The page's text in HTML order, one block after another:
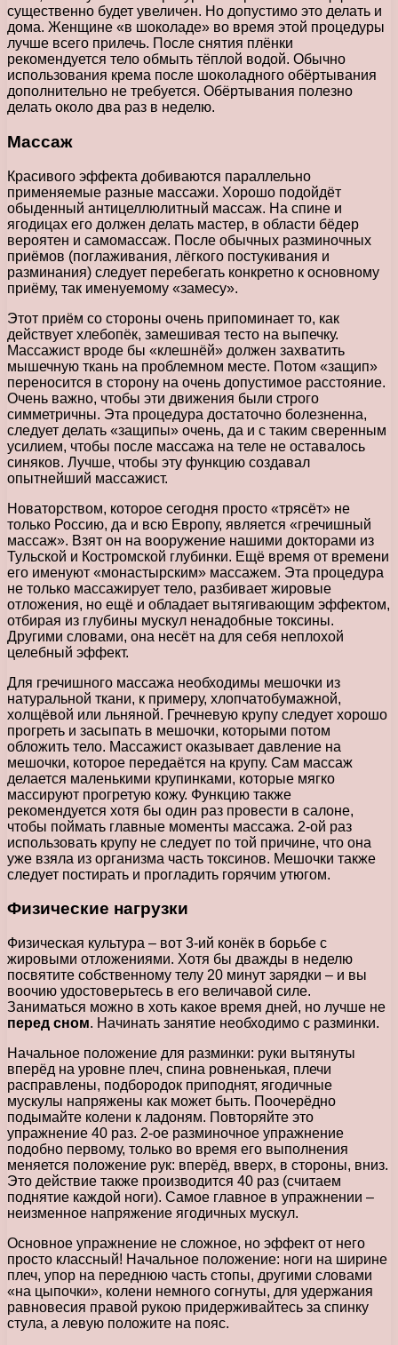
существенно будет увеличен. Но допустимо это делать и
дома. Женщине «в шоколаде» во время этой процедуры
лучше всего прилечь. После снятия плёнки
рекомендуется тело обмыть тёплой водой. Обычно
использования крема после шоколадного обёртывания
дополнительно не требуется. Обёртывания полезно
делать около два раз в неделю.
Массаж
Красивого эффекта добиваются параллельно
применяемые разные массажи. Хорошо подойдёт
обыденный антицеллюлитный массаж. На спине и
ягодицах его должен делать мастер, в области бёдер
вероятен и самомассаж. После обычных разминочных
приёмов (поглаживания, лёгкого постукивания и
разминания) следует перебегать конкретно к основному
приёму, так именуемому «замесу».
Этот приём со стороны очень припоминает то, как
действует хлебопёк, замешивая тесто на выпечку.
Массажист вроде бы «клешнёй» должен захватить
мышечную ткань на проблемном месте. Потом «защип»
переносится в сторону на очень допустимое расстояние.
Очень важно, чтобы эти движения были строго
симметричны. Эта процедура достаточно болезненна,
следует делать «защипы» очень, да и с таким сверенным
усилием, чтобы после массажа на теле не оставалось
синяков. Лучше, чтобы эту функцию создавал
опытнейший массажист.
Новаторством, которое сегодня просто «трясёт» не
только Россию, да и всю Европу, является «гречишный
массаж». Взят он на вооружение нашими докторами из
Тульской и Костромской глубинки. Ещё время от времени
его именуют «монастырским» массажем. Эта процедура
не только массажирует тело, разбивает жировые
отложения, но ещё и обладает вытягивающим эффектом,
отбирая из глубины мускул ненадобные токсины.
Другими словами, она несёт на для себя неплохой
целебный эффект.
Для гречишного массажа необходимы мешочки из
натуральной ткани, к примеру, хлопчатобумажной,
холщёвой или льняной. Гречневую крупу следует хорошо
прогреть и засыпать в мешочки, которыми потом
обложить тело. Массажист оказывает давление на
мешочки, которое передаётся на крупу. Сам массаж
делается маленькими крупинками, которые мягко
массируют прогретую кожу. Функцию также
рекомендуется хотя бы один раз провести в салоне,
чтобы поймать главные моменты массажа. 2-ой раз
использовать крупу не следует по той причине, что она
уже взяла из организма часть токсинов. Мешочки также
следует постирать и прогладить горячим утюгом.
Физические нагрузки
Физическая культура – вот 3-ий конёк в борьбе с
жировыми отложениями. Хотя бы дважды в неделю
посвятите собственному телу 20 минут зарядки – и вы
воочию удостоверьтесь в его величавой силе.
Заниматься можно в хоть какое время дней, но лучше не
перед сном. Начинать занятие необходимо с разминки.
Начальное положение для разминки: руки вытянуты
вперёд на уровне плеч, спина ровненькая, плечи
расправлены, подбородок приподнят, ягодичные
мускулы напряжены как может быть. Поочерёдно
подымайте колени к ладоням. Повторяйте это
упражнение 40 раз. 2-ое разминочное упражнение
подобно первому, только во время его выполнения
меняется положение рук: вперёд, вверх, в стороны, вниз.
Это действие также производится 40 раз (считаем
поднятие каждой ноги). Самое главное в упражнении –
неизменное напряжение ягодичных мускул.
Основное упражнение не сложное, но эффект от него
просто классный! Начальное положение: ноги на ширине
плеч, упор на переднюю часть стопы, другими словами
«на цыпочки», колени немного согнуты, для удержания
равновесия правой рукою придерживайтесь за спинку
стула, а левую положите на пояс.